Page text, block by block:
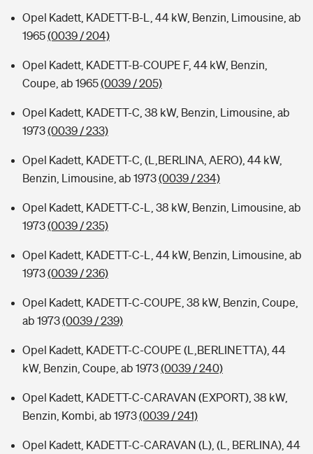
Typklassen: So ist Ihr Auto eingestuft
Opel Kadett, KADETT-B-L, 44 kW, Benzin, Limousine, ab
1965(0039 / 204)
Opel Kadett, KADETT-B-COUPE F, 44 kW, Benzin,
Coupe, ab 1965(0039 / 205)
Opel Kadett, KADETT-C, 38 kW, Benzin, Limousine, ab
1973(0039 / 233)
Opel Kadett, KADETT-C, (L,BERLINA, AERO), 44 kW,
Benzin, Limousine, ab 1973(0039 / 234)
Opel Kadett, KADETT-C-L, 38 kW, Benzin, Limousine, ab
1973(0039 / 235)
Opel Kadett, KADETT-C-L, 44 kW, Benzin, Limousine, ab
1973(0039 / 236)
Opel Kadett, KADETT-C-COUPE, 38 kW, Benzin, Coupe,
ab 1973(0039 / 239)
Opel Kadett, KADETT-C-COUPE (L,BERLINETTA), 44
kW, Benzin, Coupe, ab 1973(0039 / 240)
Opel Kadett, KADETT-C-CARAVAN (EXPORT), 38 kW,
Benzin, Kombi, ab 1973(0039 / 241)
Opel Kadett, KADETT-C-CARAVAN (L), (L, BERLINA), 44